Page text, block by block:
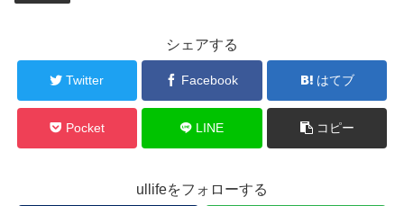
シェアする
Twitter Facebook はてブ
Pocket LINE コピー
ullifeをフォローする